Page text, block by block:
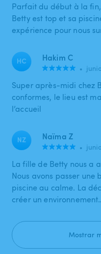
Parfait du début à la
Betty est top et sa
expérience pour nous
HC Hakim C
•
Super après-midi chez
conformes, le lieu est
l’accueil
NZ Naïma Z
•
La fille de Betty nous a
Nous avons passer
piscine au calme. La
créer un
Mostrar